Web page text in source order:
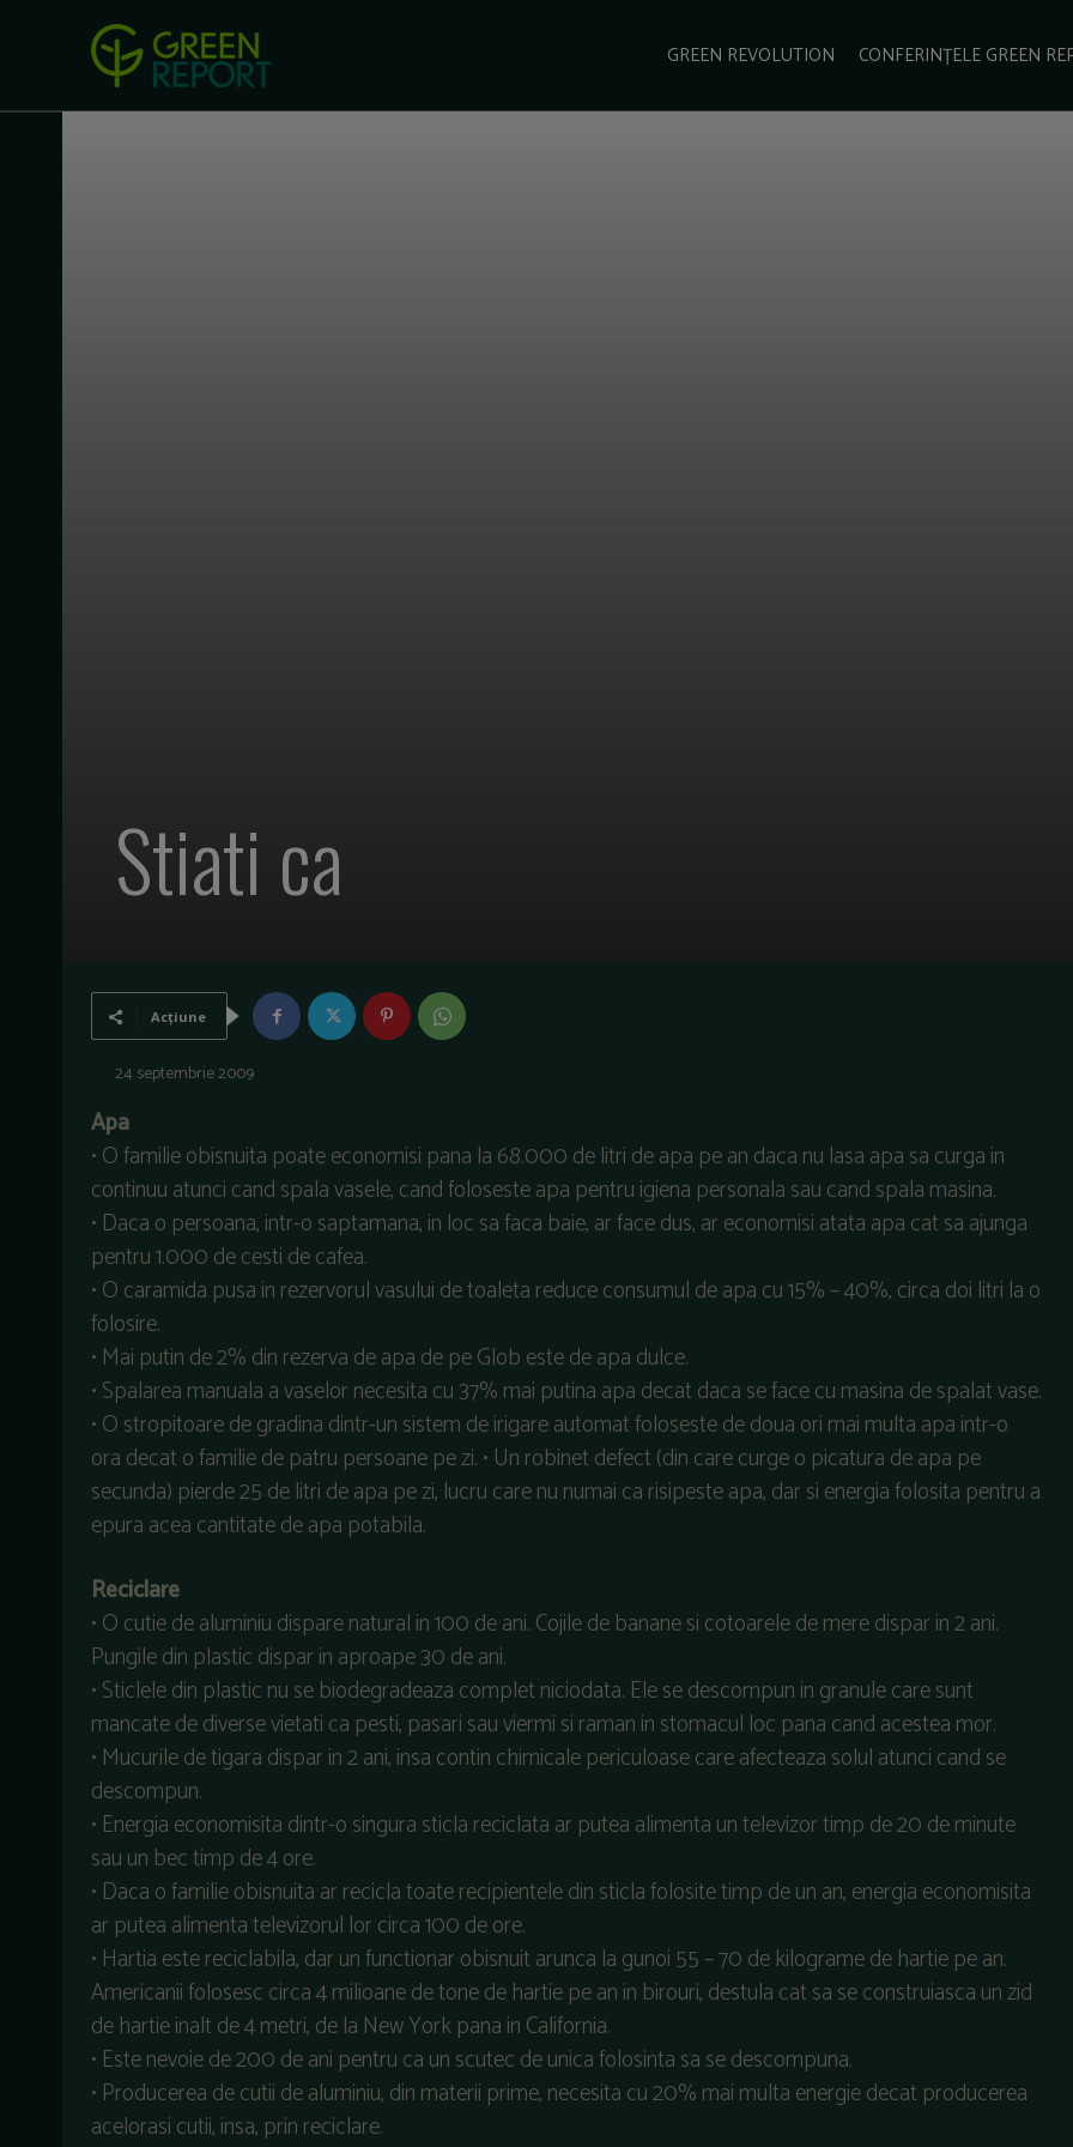
GREEN REVOLUTION CONFERINȚELE GREEN
SCHIMBĂRI CLIMATICE
Stiati ca
Acțiune
24 septembrie 2009
Apa
• O familie obisnuita poate economisi pana la 68.000 de litri de apa pe an daca nu lasa apa sa curga in
continuu atunci cand spala vasele, cand foloseste apa pentru igiena personala sau cand spala masina.
• Daca o persoana, intr-o saptamana, in loc sa faca baie, ar face dus, ar economisi atata apa cat sa ajunga
pentru 1.000 de cesti de cafea.
• O caramida pusa in rezervorul vasului de toaleta reduce consumul de apa cu 15% – 40%, circa doi litri la o
folosire.
• Mai putin de 2% din rezerva de apa de pe Glob este de apa dulce.
• Spalarea manuala a vaselor necesita cu 37% mai putina apa decat daca se face cu masina de spalat vase.
• O stropitoare de gradina dintr-un sistem de irigare automat foloseste de doua ori mai multa apa intr-o
ora decat o familie de patru persoane pe zi. • Un robinet defect (din care curge o picatura de apa pe
secunda) pierde 25 de litri de apa pe zi, lucru care nu numai ca risipeste apa, dar si energia folosita pentru a
epura acea cantitate de apa potabila.
Reciclare
• O cutie de aluminiu dispare natural in 100 de ani. Cojile de banane si cotoarele de mere dispar in 2 ani.
Pungile din plastic dispar in aproape 30 de ani.
• Sticlele din plastic nu se biodegradeaza complet niciodata. Ele se descompun in granule care sunt
mancate de diverse vietati ca pesti, pasari sau viermi si raman in stomacul loc pana cand acestea mor.
• Mucurile de tigara dispar in 2 ani, insa contin chimicale periculoase care afecteaza solul atunci cand se
descompun.
• Energia economisita dintr-o singura sticla reciclata ar putea alimenta un televizor timp de 20 de minute
sau un bec timp de 4 ore.
• Daca o familie obisnuita ar recicla toate recipientele din sticla folosite timp de un an, energia economisita
ar putea alimenta televizorul lor circa 100 de ore.
• Hartia este reciclabila, dar un functionar obisnuit arunca la gunoi 55 – 70 de kilograme de hartie pe an.
Americanii folosesc circa 4 milioane de tone de hartie pe an in birouri, destula cat sa se construiasca un zid
de hartie inalt de 4 metri, de la New York pana in California.
• Este nevoie de 200 de ani pentru ca un scutec de unica folosinta sa se descompuna.
• Producerea de cutii de aluminiu, din materii prime, necesita cu 20% mai multa energie decat producerea
acelorasi cutii, insa, prin reciclare.